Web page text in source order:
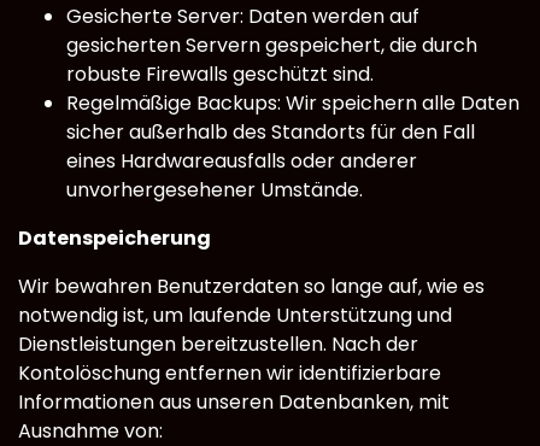
Gesicherte Server: Daten werden auf
gesicherten Servern gespeichert, die durch
robuste Firewalls geschützt sind.
Regelmäßige Backups: Wir speichern alle Daten
sicher außerhalb des Standorts für den Fall
eines Hardwareausfalls oder anderer
unvorhergesehener Umstände.
Datenspeicherung
Wir bewahren Benutzerdaten so lange auf, wie es
notwendig ist, um laufende Unterstützung und
Dienstleistungen bereitzustellen. Nach der
Kontolöschung entfernen wir identifizierbare
Informationen aus unseren Datenbanken, mit
Ausnahme von: